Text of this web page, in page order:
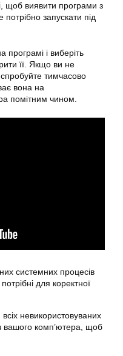
щоб виявити програми з
запускати під
і виберіть
її. Якщо ви не
тимчасово
вона на
помітним чином.
системних процесів
для коректної
невикористовуваних
вашого комп’ютера, щоб